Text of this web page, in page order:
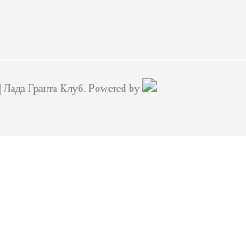
Гранта Клуб. Powered by